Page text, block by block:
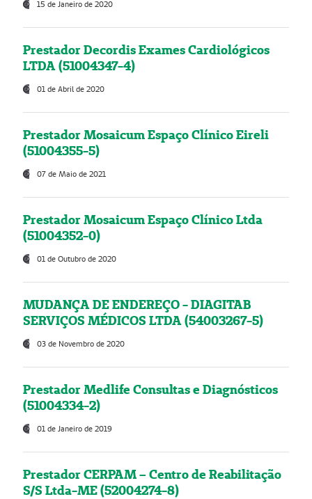
15 de Janeiro de 2020
Prestador Decordis Exames Cardiológicos
LTDA (51004347-4)
01 de Abril de 2020
Prestador Mosaicum Espaço Clínico Eireli
(51004355-5)
07 de Maio de 2021
Prestador Mosaicum Espaço Clínico Ltda
(51004352-0)
01 de Outubro de 2020
MUDANÇA DE ENDEREÇO - DIAGITAB
SERVIÇOS MÉDICOS LTDA (54003267-5)
03 de Novembro de 2020
Prestador Medlife Consultas e Diagnósticos
(51004334-2)
01 de Janeiro de 2019
Prestador CERPAM – Centro de Reabilitação
S/S Ltda-ME (52004274-8)